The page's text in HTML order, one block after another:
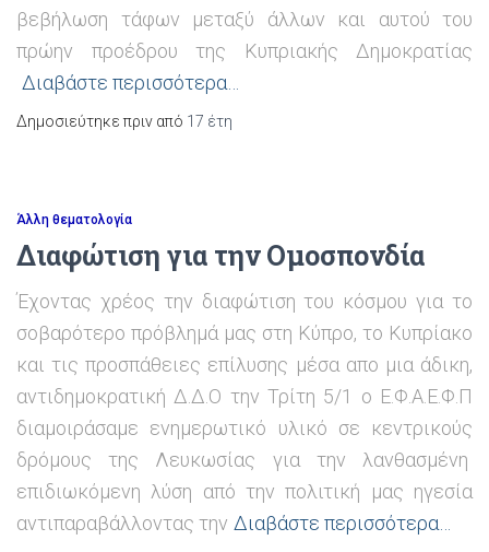
βεβήλωση τάφων μεταξύ άλλων και αυτού του
πρώην προέδρου της Κυπριακής Δημοκρατίας
Διαβάστε περισσότερα…
Δημοσιεύτηκε πριν από 17 έτη
Άλλη θεματολογία
Διαφώτιση για την Ομοσπονδία
Έχοντας χρέος την διαφώτιση του κόσμου για το
σοβαρότερο πρόβλημά μας στη Κύπρο, το Κυπρίακο
και τις προσπάθειες επίλυσης μέσα απο μια άδικη,
αντιδημοκρατική Δ.Δ.Ο την Τρίτη 5/1 ο Ε.Φ.Α.Ε.Φ.Π
διαμοιράσαμε ενημερωτικό υλικό σε κεντρικούς
δρόμους της Λευκωσίας για την λανθασμένη
επιδιωκόμενη λύση από την πολιτική μας ηγεσία
αντιπαραβάλλοντας την Διαβάστε περισσότερα…